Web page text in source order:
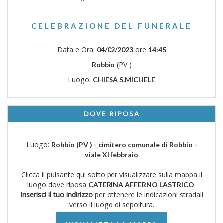
CELEBRAZIONE DEL FUNERALE
Data e Ora: 04/02/2023ore 14:45
Robbio (PV )
Luogo: CHIESA S.MICHELE
DOVE RIPOSA
Luogo: Robbio (PV ) - cimitero comunale di Robbio -
viale XI febbraio
Clicca il pulsante qui sotto per visualizzare sulla mappa il
luogo dove riposa CATERINA AFFERNO LASTRICO.
Inserisci il tuo indirizzoper ottenere le indicazioni stradali
verso il luogo di sepoltura.